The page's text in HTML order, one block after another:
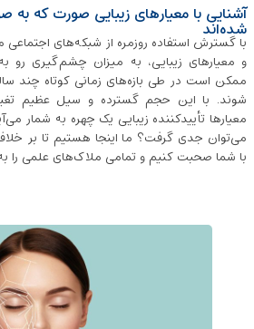
آشنایی با معیارهای زیبایی صورت که به
شده‌اند
با گسترش استفاده روزمره از شبکه‌های
و معیارهای زیبایی، به میزان چشم‌گیری رو
ممکن است در طی بازه‌های زمانی کوتاه چند
شوند. با این حجم گسترده و سیل عظیم
معیارها تأییدکننده زیبایی یک چهره به شمار
می‌توان جدی گرفت؟ ما اینجا هستیم تا بر
با شما صحبت کنیم و تمامی ملاک‌های علمی را